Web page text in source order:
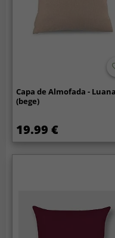
Capa de Almofada - Luana
(bege)
19.99 €